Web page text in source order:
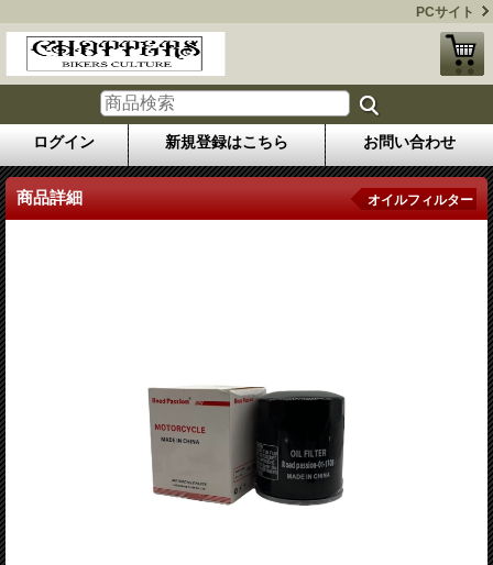
PCサイト
ログイン 新規登録はこちら お問い合わせ
商品詳細 オイルフィルター